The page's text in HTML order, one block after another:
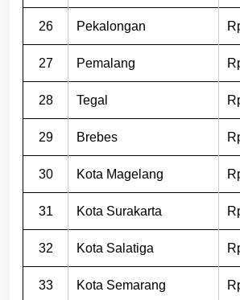
26 Pekalongan
27 Pemalang
28 Tegal
29 Brebes
30 Kota Magelang
31 Kota Surakarta
32 Kota Salatiga
33 Kota Semarang